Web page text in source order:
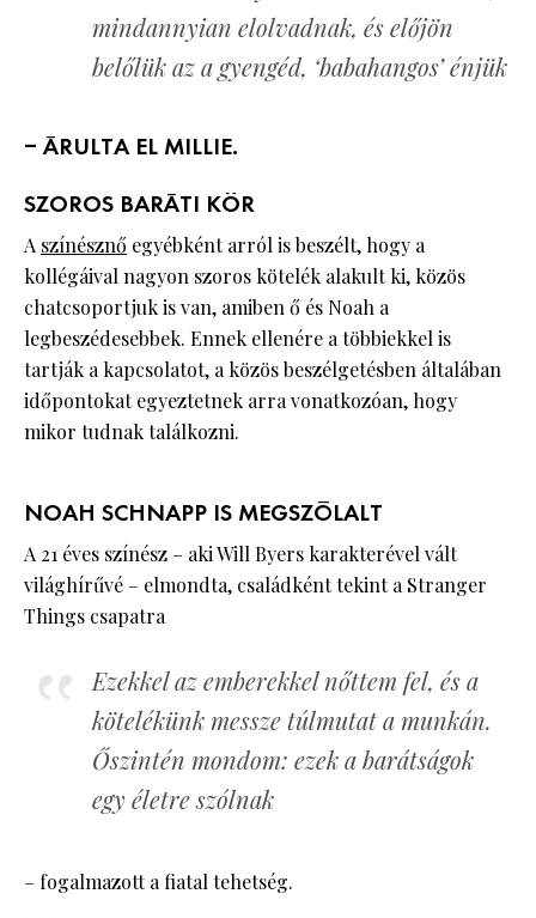
mindannyian elolvadnak, és előjön
belőlük az a gyengéd, ‘babahangos’ énjük
– ÁRULTA EL MILLIE.
SZOROS BARÁTI KÖR
A színésznő egyébként arról is beszélt, hogy a
kollégáival nagyon szoros kötelék alakult ki, közös
chatcsoportjuk is van, amiben ő és Noah a
legbeszédesebbek. Ennek ellenére a többiekkel is
tartják a kapcsolatot, a közös beszélgetésben általában
időpontokat egyeztetnek arra vonatkozóan, hogy
mikor tudnak találkozni.
NOAH SCHNAPP IS MEGSZÓLALT
A 21 éves színész – aki Will Byers karakterével vált
világhírűvé – elmondta, családként tekint a Stranger
Things csapatra
Ezekkel az emberekkel nőttem fel, és a
kötelékünk messze túlmutat a munkán.
Őszintén mondom: ezek a barátságok
egy életre szólnak
– fogalmazott a fiatal tehetség.